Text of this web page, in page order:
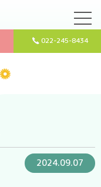
022-245-8434
2024.09.07